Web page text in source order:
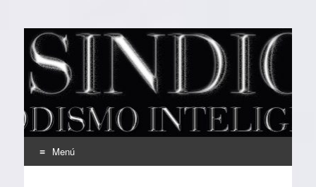
EL SINDICAL
Periodismo Inteligente
Menú